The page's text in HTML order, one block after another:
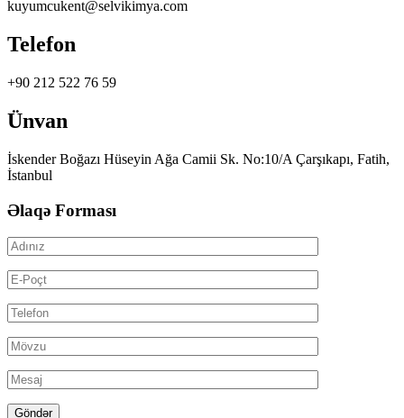
kuyumcukent@selvikimya.com
Telefon
+90 212 522 76 59
Ünvan
İskender Boğazı Hüseyin Ağa Camii Sk. No:10/A Çarşıkapı, Fatih,
İstanbul
Əlaqə Forması